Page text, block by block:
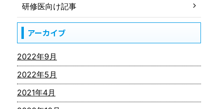
研修医向け記事
アーカイブ
2022年9月
2022年5月
2021年4月